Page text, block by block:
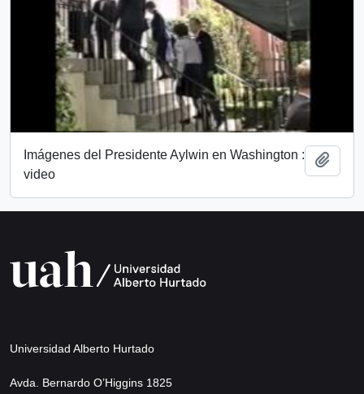
Imágenes del Presidente Aylwin en Washington :
video
Universidad Alberto Hurtado
Avda. Bernardo O’Higgins 1825